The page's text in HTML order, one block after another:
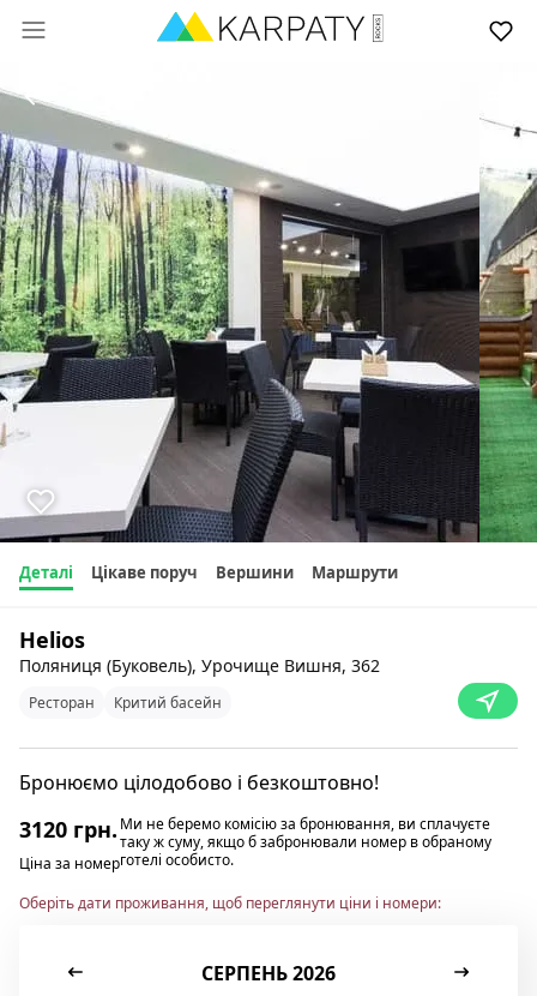
Деталі Цікаве поруч Вершини Маршрути
Helios
Поляниця (Буковель), Урочище Вишня, 362
Ресторан Критий басейн
Бронюємо цілодобово і безкоштовно!
3120 грн.
Ціна за номер
Ми не беремо комісію за бронювання, ви сплачуєте
таку ж суму, якщо б забронювали номер в обраному
готелі особисто.
Оберіть дати проживання, щоб переглянути ціни і номери:
СЕРПЕНЬ 2026